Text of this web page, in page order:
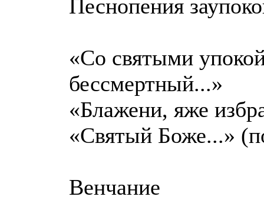
Песнопения
«Со святыми
бессмертный...»
«Блажени, яже
«Святый Боже...»
Венчание